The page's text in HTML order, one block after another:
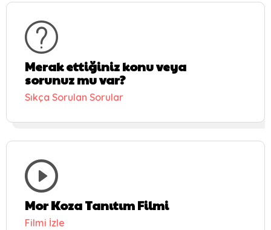
Merak ettiğiniz konu veya
sorunuz mu var?
Sıkça Sorulan Sorular
Mor Koza Tanıtım Filmi
Filmi İzle